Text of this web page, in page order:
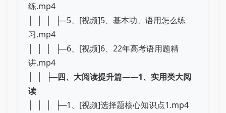
练.mp4
│ │ │ ├─5、[视频]5、基本功、语用怎么练
习.mp4
│ │ │ ├─6、[视频]6、22年高考语用题精
讲.mp4
│ │ ├─四、大阅读提升篇——1、实用类大阅
读
│ │ │ ├─1、[视频]选择题核心知识点1.mp4